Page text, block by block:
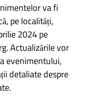
va fi
pe localități,
2024 pe
Actualizările vor
evenimentului,
detaliate despre